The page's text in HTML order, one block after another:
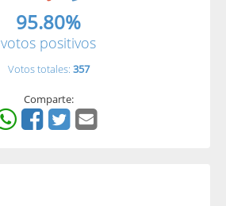
95.80%
votos positivos
Votos totales: 357
Comparte: